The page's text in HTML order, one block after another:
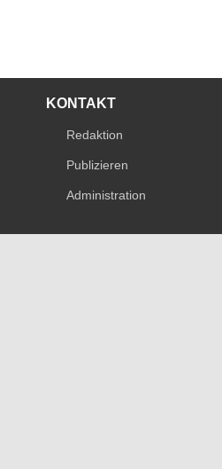
KONTAKT
Redaktion
Publizieren
Administration